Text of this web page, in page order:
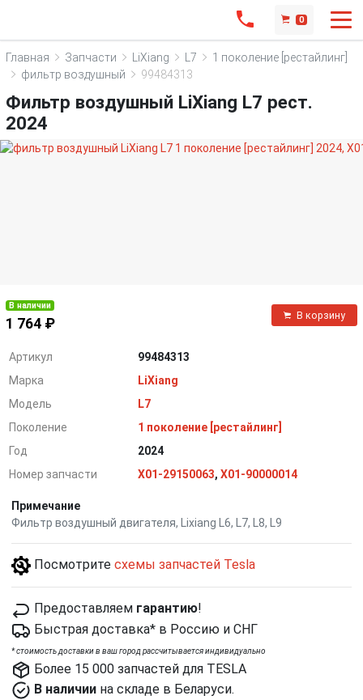
0
Главная Запчасти LiXiang L7
1 поколение [рестайлинг]
фильтр воздушный
99484313
Фильтр воздушный LiXiang L7 рест.
2024
В наличии
1 764 ₽
В корзину
Артикул
99484313
Марка
LiXiang
Модель
L7
Поколение
1 поколение [рестайлинг]
Год
2024
Номер запчасти
X01-29150063,X01-90000014
Примечание
Фильтр воздушный двигателя, Lixiang L6, L7, L8, L9
Посмотрите схемы запчастей Tesla
Предоставляем гарантию!
Быстрая доставка* в Россию и СНГ
*cтоимость доставки в ваш город рассчитывается индивидуально
Более 15 000 запчастей для TESLA
В наличии на складе в Беларуси.